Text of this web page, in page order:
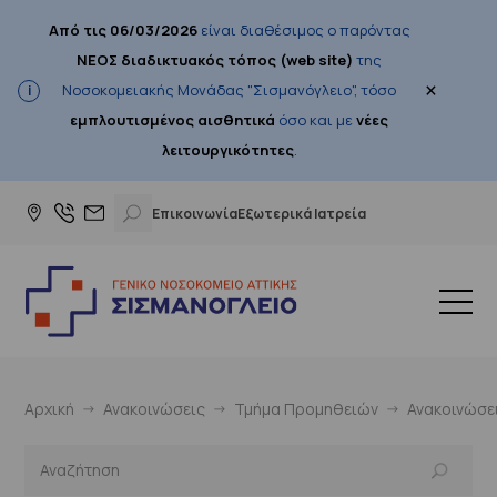
Από τις 06/03/2026είναι διαθέσιμος ο παρόντας
ΝΕΟΣ διαδικτυακός τόπος (web site) της
Νοσοκομειακής Μονάδας "Σισμανόγλειο", τόσο
εμπλουτισμένος αισθητικά όσο και μενέες
λειτουργικότητες.
×
ΕπικοινωνίαΕξωτερικά Ιατρεία
Αρχική Ανακοινώσεις Τμήμα Προμηθειών